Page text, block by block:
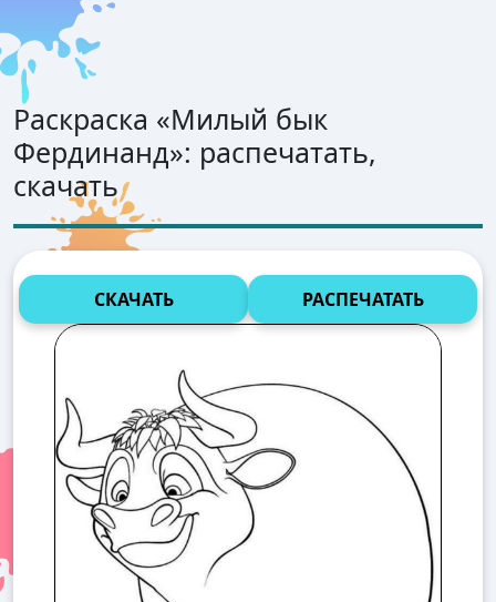
Раскраска «Милый бык
Фердинанд»: распечатать,
скачать
СКАЧАТЬ РАСПЕЧАТАТЬ